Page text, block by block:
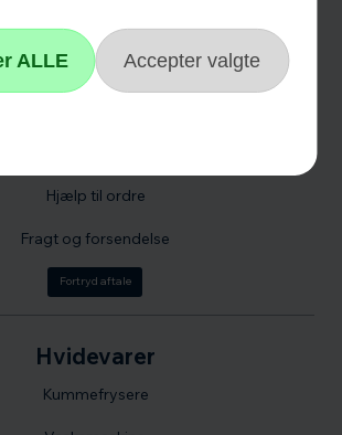
Hvidevarer
Kummefrysere
Genafsendelse
Hjælp til ordre
Fragt og forsendelse
Fortryd aftale